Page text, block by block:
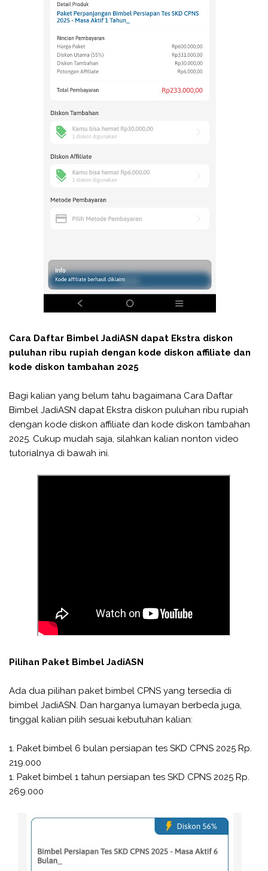
Cara Daftar Bimbel JadiASN dapat Ekstra diskon
puluhan ribu rupiah dengan kode diskon affiliate dan
kode diskon tambahan 2025
Bagi kalian yang belum tahu bagaimana Cara Daftar
Bimbel JadiASN dapat Ekstra diskon puluhan ribu rupiah
dengan kode diskon affiliate dan kode diskon tambahan
2025. Cukup mudah saja, silahkan kalian nonton video
tutorialnya di bawah ini.
Pilihan Paket Bimbel JadiASN
Ada dua pilihan paket bimbel CPNS yang tersedia di
bimbel JadiASN. Dan harganya lumayan berbeda juga,
tinggal kalian pilih sesuai kebutuhan kalian:
1. Paket bimbel 6 bulan persiapan tes SKD CPNS 2025 Rp.
219.000
1. Paket bimbel 1 tahun persiapan tes SKD CPNS 2025 Rp.
269.000